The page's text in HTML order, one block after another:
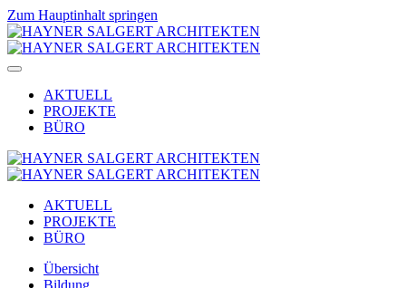
Zum Hauptinhalt springen
AKTUELL
PROJEKTE
BÜRO
AKTUELL
PROJEKTE
BÜRO
Übersicht
Bildung